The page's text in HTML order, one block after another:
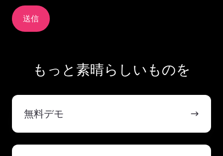
もっと素晴らしいものを
無料デモ
無
点